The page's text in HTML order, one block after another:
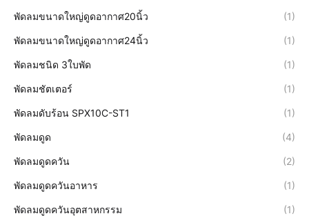
พัดลมขนาดใหญ่ดูดอากาศ20นิ้ว (1)
พัดลมขนาดใหญ่ดูดอากาศ24นิ้ว (1)
พัดลมชนิด 3ใบพัด (1)
พัดลมชัตเตอร์ (1)
พัดลมดับร้อน SPX10C-ST1 (1)
พัดลมดูด (4)
พัดลมดูดควัน (2)
พัดลมดูดควันอาหาร (1)
พัดลมดูดควันอุตสาหกรรม (1)